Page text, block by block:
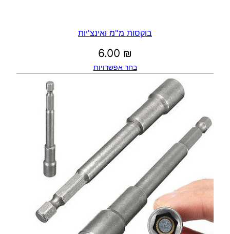
בוקסות מ"מ ואינצ'יות
6.00 ₪
בחר אפשרויות